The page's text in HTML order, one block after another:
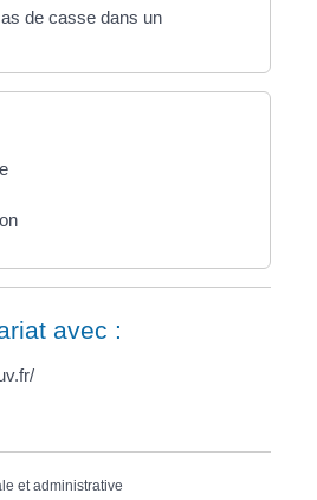
de casse dans un
avec :
et administrative